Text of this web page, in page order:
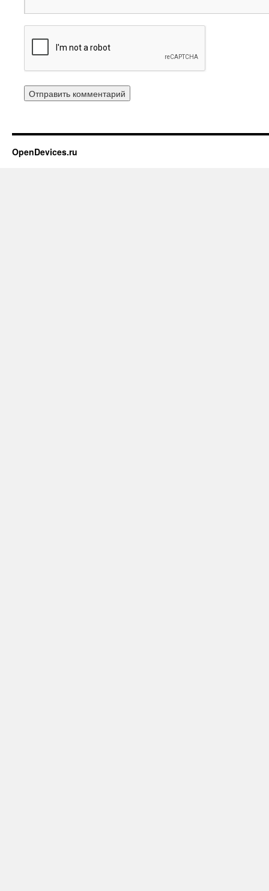
OpenDevices.ru